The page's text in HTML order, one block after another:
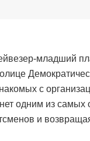
младший
с
одним из
и